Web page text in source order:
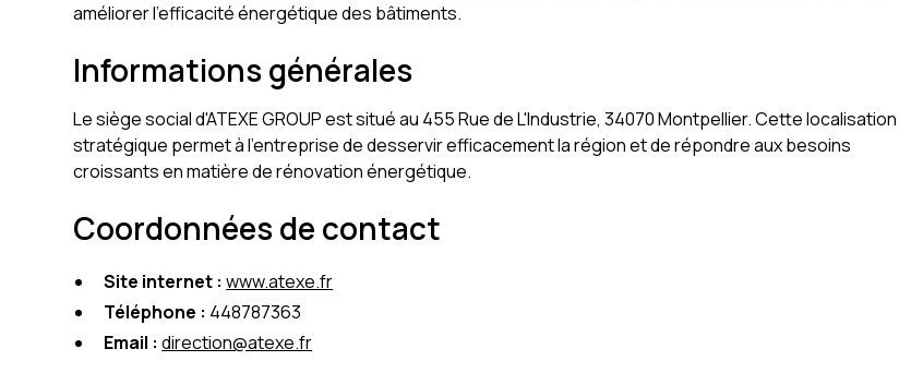
améliorer l'efficacité énergétique des bâtiments.
Informations générales
Le siège social d'ATEXE GROUP est situé au 455 Rue de L'Industrie, 34070 Montpellier. Cette localisation
stratégique permet à l'entreprise de desservir efficacement la région et de répondre aux besoins
croissants en matière de rénovation énergétique.
Coordonnées de contact
Site internet : www.atexe.fr
Téléphone : 448787363
Email : direction@atexe.fr